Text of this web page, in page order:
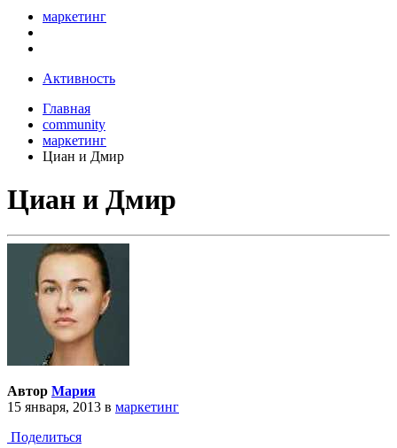
маркетинг
Активность
Главная
community
маркетинг
Циан и Дмир
Циан и Дмир
Автор Мария
15 января, 2013 в маркетинг
Поделиться